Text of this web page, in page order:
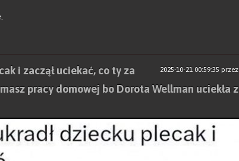
2025-10-21 00:59:35 przez
i zaczął uciekać, co ty za
pracy domowej bo Dorota Wellman uciekła z